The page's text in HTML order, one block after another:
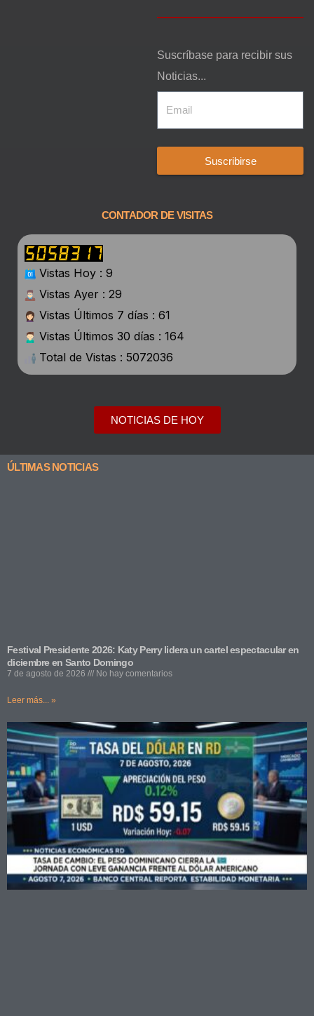
Suscríbase para recibir sus
Noticias...
Suscribirse
CONTADOR DE VISITAS
Vistas Hoy : 9
Vistas Ayer : 29
Vistas Últimos 7 días : 61
Vistas Últimos 30 días : 164
Total de Vistas : 5072036
NOTICIAS DE HOY
ÚLTIMAS NOTICIAS
Festival Presidente 2026: Katy Perry lidera un cartel espectacular en
diciembre en Santo Domingo
7 de agosto de 2026 No hay comentarios
Leer más... »